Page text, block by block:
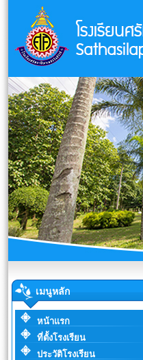
เมนูหลัก
หน้าแรก
ที่ตั้งโรงเรียน
ประวัติโรงเรียน